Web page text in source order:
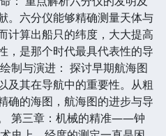
。六分仪能够精确测量天体与
计算出船只的纬度，大大提高
，是那个时代最具代表性的导
制与演进： 探讨早期航海图
及其在导航中的重要性。从粗
确的海图，航海图的进步与导
第三章：机械的精准——钟